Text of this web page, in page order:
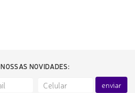
NOVIDADES:
enviar